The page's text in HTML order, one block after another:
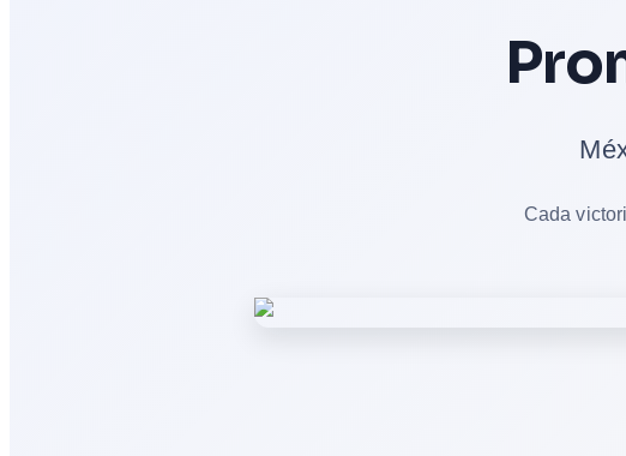
Cada